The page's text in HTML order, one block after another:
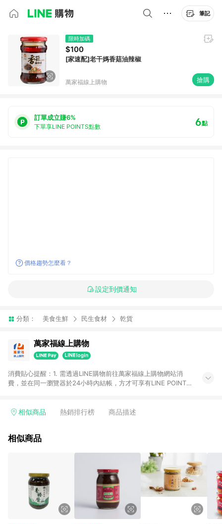
筆記
限時加碼
$100
[家速配]老干媽香菇油辣椒
萬家福線上購物 搶購
訂單成立賺6%
下單享LINE POINTS點數 6點
價格趨勢怎麼看？
設定到價通知
分類： 美食生鮮 民生食材 乾貨
萬家福線上購物
消費貼心提醒：1. 需透過LINE購物前往萬家福線上購物網站消
費，並在同一瀏覽器於24小時內結帳，方才可享有LINE POINTS
4. 不具回饋資格種類商品：電子禮券。 5. 回饋點數計算將排除訂
錄，相關問題請於保留時間內聯絡客服中心，並由康達盛通生活
提供簡單、快速、輕鬆的購物流程及體驗，將不定期推出精選、
話題性或期間限定商品來滿足您的喜好。
相似商品 熱銷排行榜 商品描述
相似商品